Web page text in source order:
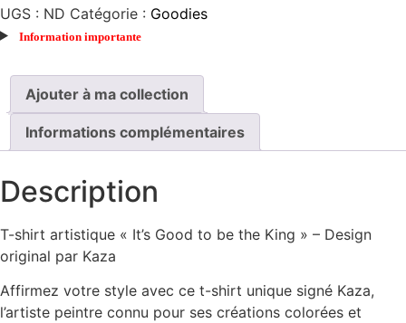
UGS : ND Catégorie : Goodies
Information importante
Ajouter à ma collection
Informations complémentaires
Description
T-shirt artistique « It’s Good to be the King » – Design
original par Kaza
Affirmez votre style avec ce t-shirt unique signé Kaza,
l’artiste peintre connu pour ses créations colorées et